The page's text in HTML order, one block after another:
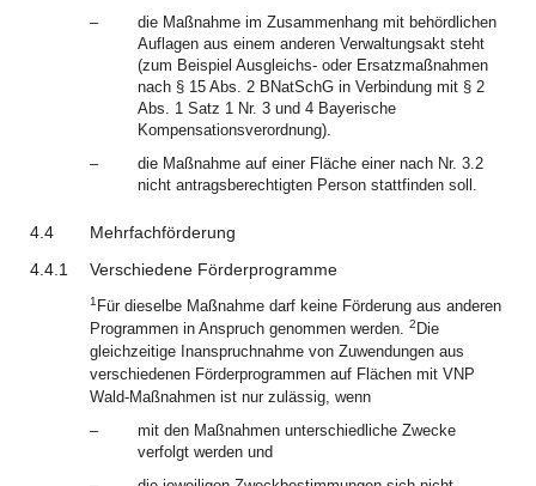
–
die Maßnahme im Zusammenhang mit behördlichen
Auflagen aus einem anderen Verwaltungsakt steht
(zum Beispiel Ausgleichs- oder Ersatzmaßnahmen
nach § 15 Abs. 2 BNatSchG in Verbindung mit § 2
Abs. 1 Satz 1 Nr. 3 und 4 Bayerische
Kompensationsverordnung).
–
die Maßnahme auf einer Fläche einer nach Nr. 3.2
nicht antragsberechtigten Person stattfinden soll.
4.4
Mehrfachförderung
4.4.1
Verschiedene Förderprogramme
1 Für dieselbe Maßnahme darf keine Förderung aus anderen
Programmen in Anspruch genommen werden. 2 Die
gleichzeitige Inanspruchnahme von Zuwendungen aus
verschiedenen Förderprogrammen auf Flächen mit VNP
Wald-Maßnahmen ist nur zulässig, wenn
–
mit den Maßnahmen unterschiedliche Zwecke
verfolgt werden und